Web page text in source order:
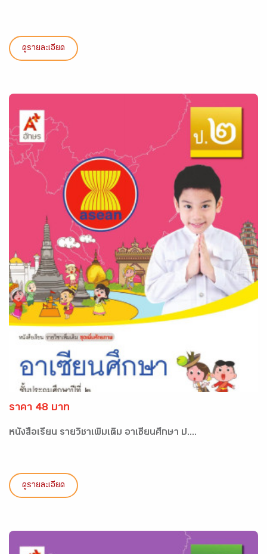
ดูรายละเอียด
ราคา 48 บาท
หนังสือเรียน รายวิชาเพิ่มเติม อาเซียนศึกษา ป....
ดูรายละเอียด